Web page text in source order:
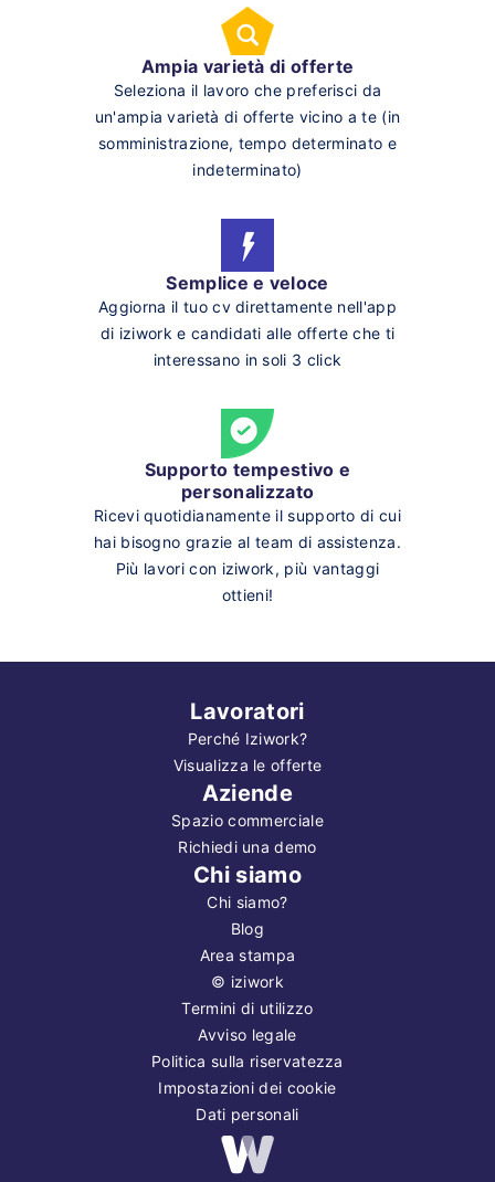
Ampia varietà di offerte
Seleziona il lavoro che preferisci da
un'ampia varietà di offerte vicino a te (in
somministrazione, tempo determinato e
indeterminato)
Semplice e veloce
Aggiorna il tuo cv direttamente nell'app
di iziwork e candidati alle offerte che ti
interessano in soli 3 click
Supporto tempestivo e
personalizzato
Ricevi quotidianamente il supporto di cui
hai bisogno grazie al team di assistenza.
Più lavori con iziwork, più vantaggi
ottieni!
Lavoratori
Perché Iziwork?
Visualizza le offerte
Aziende
Spazio commerciale
Richiedi una demo
Chi siamo
Chi siamo?
Blog
Area stampa
© iziwork
Termini di utilizzo
Avviso legale
Politica sulla riservatezza
Impostazioni dei cookie
Dati personali